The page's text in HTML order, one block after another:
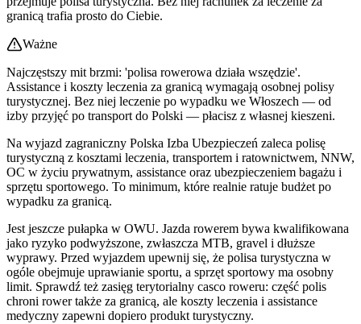
granicą trafia prosto do Ciebie.
Ważne
Najczęstszy mit brzmi: 'polisa rowerowa działa wszędzie'.
Assistance i koszty leczenia za granicą wymagają osobnej polisy
turystycznej. Bez niej leczenie po wypadku we Włoszech — od
izby przyjęć po transport do Polski — płacisz z własnej kieszeni.
Na wyjazd zagraniczny Polska Izba Ubezpieczeń zaleca polisę
turystyczną z kosztami leczenia, transportem i ratownictwem, NNW,
OC w życiu prywatnym, assistance oraz ubezpieczeniem bagażu i
sprzętu sportowego. To minimum, które realnie ratuje budżet po
wypadku za granicą.
Jest jeszcze pułapka w OWU. Jazda rowerem bywa kwalifikowana
jako ryzyko podwyższone, zwłaszcza MTB, gravel i dłuższe
wyprawy. Przed wyjazdem upewnij się, że polisa turystyczna w
ogóle obejmuje uprawianie sportu, a sprzęt sportowy ma osobny
limit. Sprawdź też zasięg terytorialny casco roweru: część polis
chroni rower także za granicą, ale koszty leczenia i assistance
medyczny zapewni dopiero produkt turystyczny.